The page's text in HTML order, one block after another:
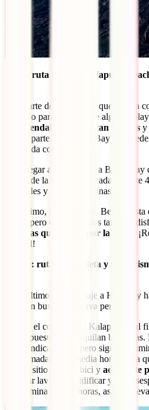
Día 9: ruta de playas Hapuna
Esta parte de la isla es la que cuenta
propicio para disfrutar de algunas
recomendable si te gustan las olas y
Por su parte, en Kiholo Bay se
mezclada con corales.
Para llegar a Makalawena Beach hay
medio de la lava solidificada durante
increíbles y aguas cristalinas.
Por último, Magic Sands Beach. Esta
gente, pero donde puedes también
tortugas que nadan por la orilla
.
snorkel!
Día 10: ruta en bicicleta y
Es el último día del viaje a Hawaii y
alto: ¡en busca de la lava perdida!
Ve con el coche hasta Kalapana y al
de los puestos que alquilan bicicletas.
darán indicaciones, pero sigue el
aproximadamente media hora, hasta
En ese sitio, deja la bici y adéntrate
no pisar lava sin solidificar y no
que caminar varias horas, así que